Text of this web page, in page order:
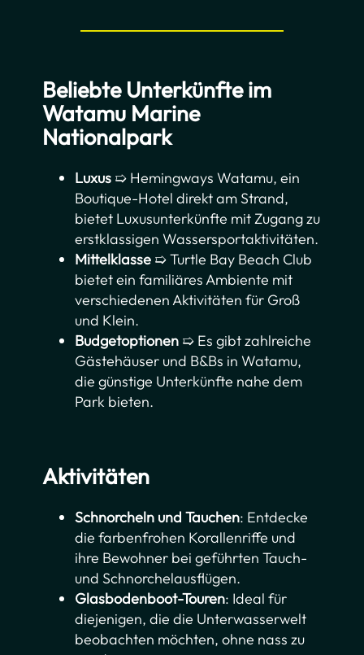
Beliebte Unterkünfteim
Watamu Marine
Nationalpark
Luxus ➯ Hemingways Watamu, ein
Boutique-Hotel direkt am Strand,
bietet Luxusunterkünfte mit Zugang zu
erstklassigen Wassersportaktivitäten.
Mittelklasse ➯ Turtle Bay Beach Club
bietet ein familiäres Ambiente mit
verschiedenen Aktivitäten für Groß
und Klein.
Budgetoptionen ➯ Es gibt zahlreiche
Gästehäuser und B&Bs in Watamu,
die günstige Unterkünfte nahe dem
Park bieten.
Aktivitäten
Schnorcheln und Tauchen: Entdecke
die farbenfrohen Korallenriffe und
ihre Bewohner bei geführten Tauch-
und Schnorchelausflügen.
Glasbodenboot-Touren: Ideal für
diejenigen, die die Unterwasserwelt
beobachten möchten, ohne nass zu